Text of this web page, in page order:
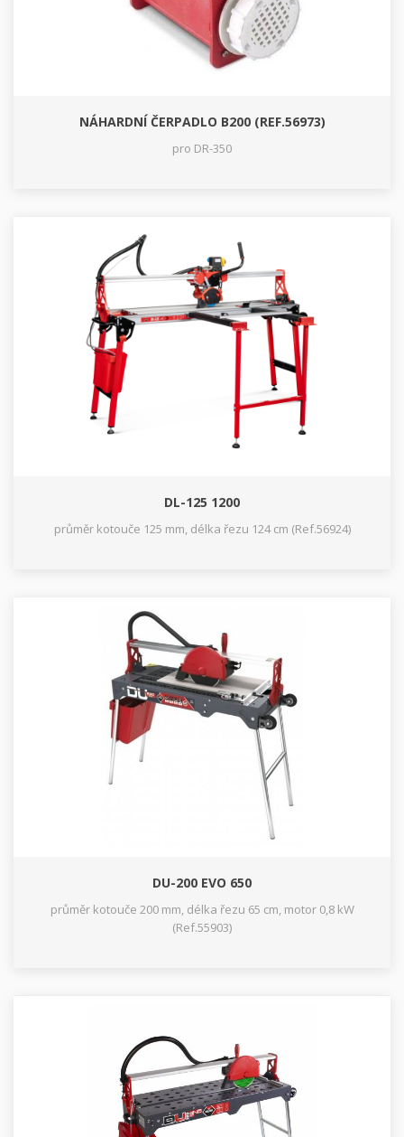
NÁHARDNÍ ČERPADLO B200 (REF.56973)
pro DR-350
DL-125 1200
průměr kotouče 125 mm, délka řezu 124 cm (Ref.56924)
DU-200 EVO 650
průměr kotouče 200 mm, délka řezu 65 cm, motor 0,8 kW
(Ref.55903)